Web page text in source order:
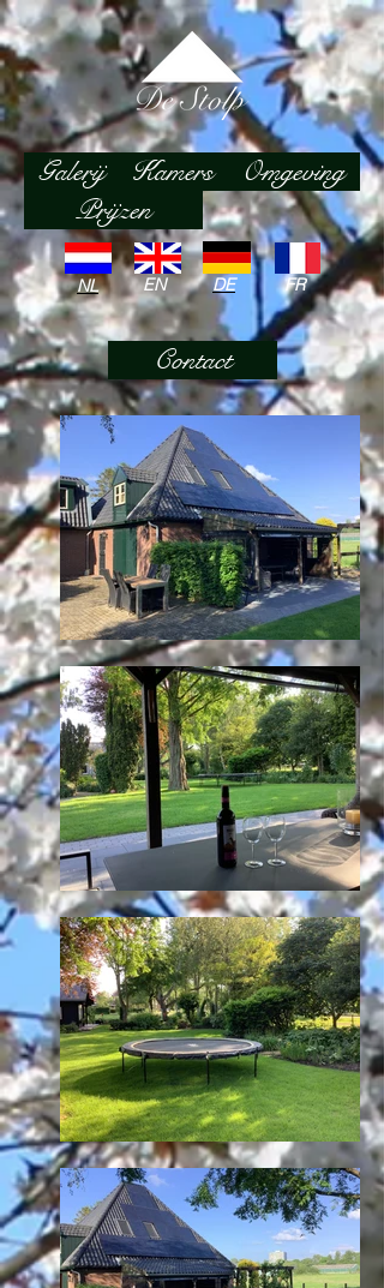
Galerij Kamers Omgeving
NL EN DE FR
Prijzen
Contact